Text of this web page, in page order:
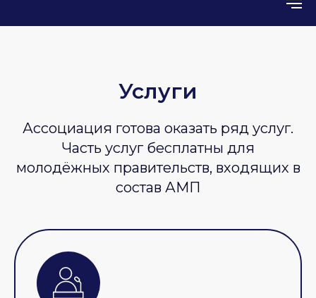
Услуги
Ассоциация готова оказать ряд услуг.
Часть услуг бесплатны для
молодёжных правительств, входящих в
состав АМП